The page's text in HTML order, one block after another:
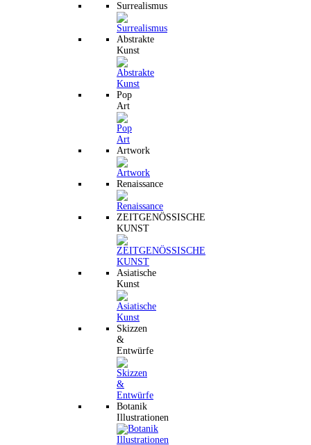
Surrealismus
Abstrakte
Kunst
Pop
Art
Artwork
Renaissance
ZEITGENÖSSISCHE
KUNST
Asiatische
Kunst
Skizzen
&
Entwürfe
Botanik
Illustrationen